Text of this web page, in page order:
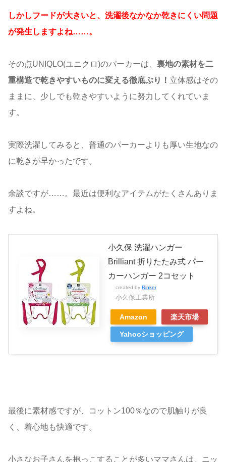
しかしフードが大きいと、洗濯後なかなか乾きにくい問題
が発生しますよね……。
その点UNIQLO(ユニクロ)のパーカーは、 裏地の素材を二
重構造で乾きやすいものに変える徹底ぶり！ 立体感はその
ままに、少しでも乾きやすいように努力してくれていま
す。
実際洗濯してみると、普通のパーカーよりも厚い生地なの
に乾きが早かったです。
余談ですが……。最近は便利なアイテムがたくさんありま
すよね。
小久保 洗濯ハンガー
Brilliant 折りたたみ式 パー
カーハンガー 2コセット
created by Rinker
小久保工業所
Amazon 楽天市場
Yahooショッピング
最後に素材感ですが、コットン100％なので肌触りが良
く、着心地も快適です。
小さなお子さんを抱っこすることが多いママさんは、ニッ